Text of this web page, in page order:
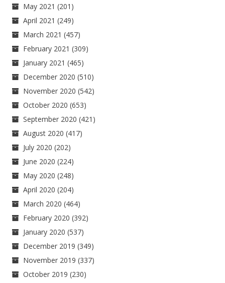
May 2021 (201)
April 2021 (249)
March 2021 (457)
February 2021 (309)
January 2021 (465)
December 2020 (510)
November 2020 (542)
October 2020 (653)
September 2020 (421)
August 2020 (417)
July 2020 (202)
June 2020 (224)
May 2020 (248)
April 2020 (204)
March 2020 (464)
February 2020 (392)
January 2020 (537)
December 2019 (349)
November 2019 (337)
October 2019 (230)